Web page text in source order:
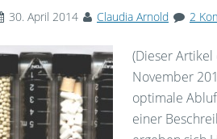
30. April 2014 Claudia Arnold 2
(Dieser
November
optimale
einer